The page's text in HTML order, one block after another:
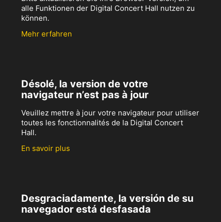
alle Funktionen der Digital Concert Hall nutzen zu
können.
Mehr erfahren
Désolé, la version de votre
navigateur n’est pas à jour
Veuillez mettre à jour votre navigateur pour utiliser
toutes les fonctionnalités de la Digital Concert
Hall.
En savoir plus
Desgraciadamente, la versión de su
navegador está desfasada